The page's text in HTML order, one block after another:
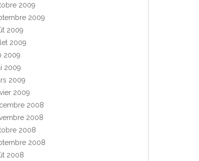
2009
2009
2009
2009
2009
2009
2009
2009
2008
2008
2008
2008
2008